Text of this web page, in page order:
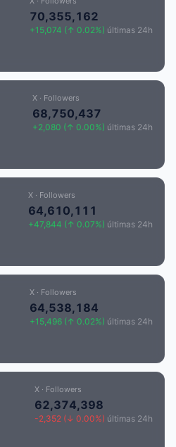
70,355,162
+15,074 (↑ 0.02%) últimas 24h
X · Followers
68,750,437
+2,080 (↑ 0.00%) últimas 24h
X · Followers
64,610,111
+47,844 (↑ 0.07%) últimas 24h
X · Followers
64,538,184
+15,496 (↑ 0.02%) últimas 24h
X · Followers
62,374,398
-2,352 (↓ 0.00%) últimas 24h